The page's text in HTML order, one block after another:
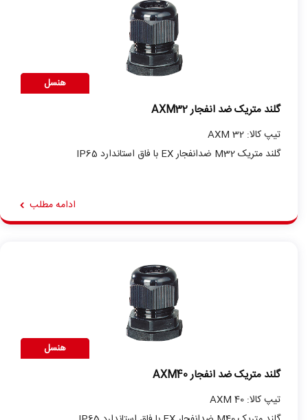
هنسل
گلند متریک ضد انفجار AXM32
تیپ کالا: AXM 32
گلند متریک M32 ضدانفجار EX با فاق استاندارد IP65
ادامه مطلب
هنسل
گلند متریک ضد انفجار AXM40
تیپ کالا: AXM 40